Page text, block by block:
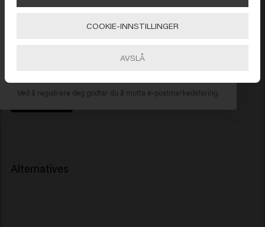
Sensitive Shampoo
Parfymefri, mikrobiomvennlig og dermatologisk
Les mer
Alternatives
Gå
COOKIE-INNSTILLINGER
AVSLÅ
Ved å registrere deg godtar du å motta e-postmarkedsføring.